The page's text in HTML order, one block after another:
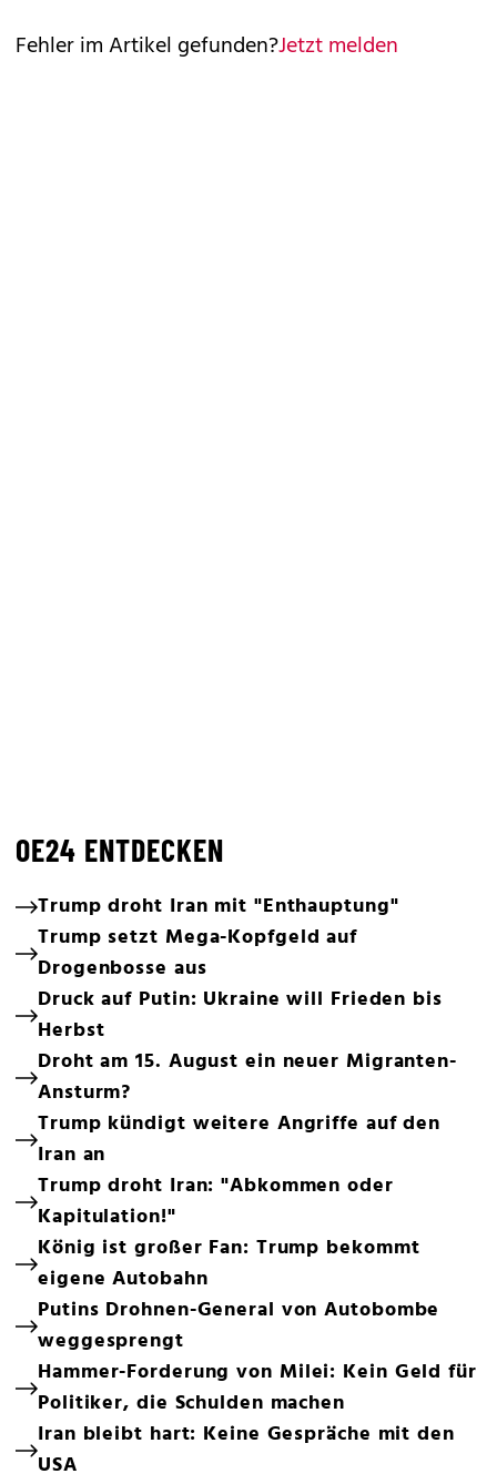
Fehler im Artikel gefunden?Jetzt melden
OE24 ENTDECKEN
Trump droht Iran mit "Enthauptung"
Trump setzt Mega-Kopfgeld auf
Drogenbosse aus
Druck auf Putin: Ukraine will Frieden bis
Herbst
Droht am 15. August ein neuer Migranten-
Ansturm?
Trump kündigt weitere Angriffe auf den
Iran an
Trump droht Iran: "Abkommen oder
Kapitulation!"
König ist großer Fan: Trump bekommt
eigene Autobahn
Putins Drohnen-General von Autobombe
weggesprengt
Hammer-Forderung von Milei: Kein Geld für
Politiker, die Schulden machen
Iran bleibt hart: Keine Gespräche mit den
USA